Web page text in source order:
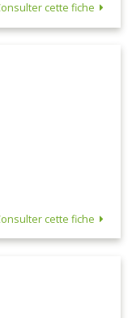
cette fiche
cette fiche